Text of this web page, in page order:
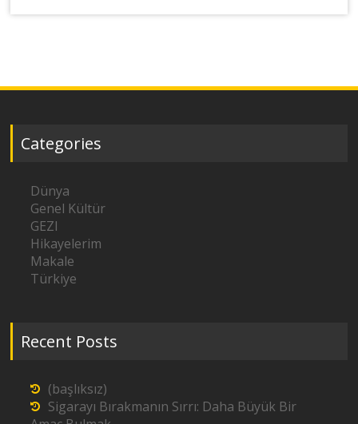
Categories
Dünya
Genel Kültür
GEZI
Hikayelerim
Makale
Türkiye
Recent Posts
(başlıksız)
Sigarayı Bırakmanın Sırrı: Daha Büyük Bir